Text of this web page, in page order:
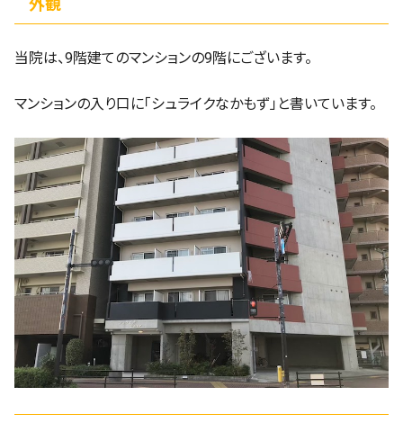
外観
当院は、9階建てのマンションの9階にございます。
マンションの入り口に「シュライクなかもず」と書いています。